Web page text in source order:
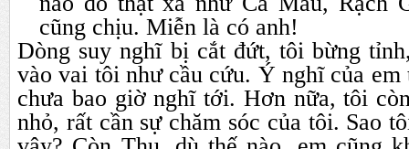
cũng chịu. Miễn là có anh!
Dòng suy nghĩ bị cắt đứt, tôi bừng
vào vai tôi như cầu cứu. Ý nghĩ của
chưa bao giờ nghĩ tới. Hơn nữa, tôi
nhỏ, rất cần sự chăm sóc của tôi. Sao